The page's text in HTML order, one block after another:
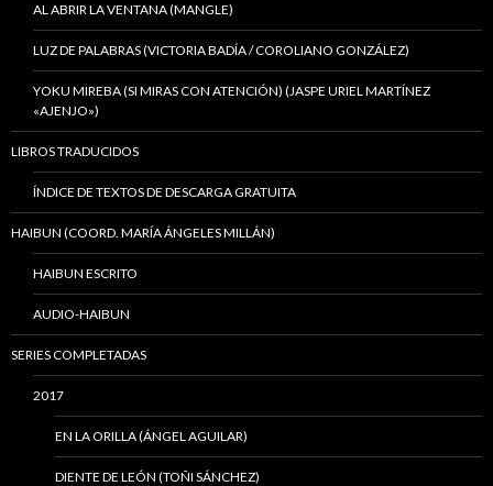
AL ABRIR LA VENTANA (MANGLE)
LUZ DE PALABRAS (VICTORIA BADÍA / COROLIANO GONZÁLEZ)
YOKU MIREBA (SI MIRAS CON ATENCIÓN) (JASPE URIEL MARTÍNEZ
«AJENJO»)
LIBROS TRADUCIDOS
ÍNDICE DE TEXTOS DE DESCARGA GRATUITA
HAIBUN (COORD. MARÍA ÁNGELES MILLÁN)
HAIBUN ESCRITO
AUDIO-HAIBUN
SERIES COMPLETADAS
2017
EN LA ORILLA (ÁNGEL AGUILAR)
DIENTE DE LEÓN (TOÑI SÁNCHEZ)